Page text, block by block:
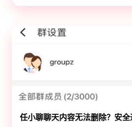
任小聊聊天内容无法删除？安全